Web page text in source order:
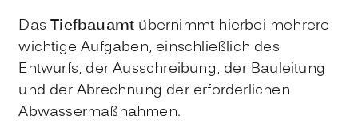
DasTiefbauamt übernimmt hierbei mehrere
wichtige Aufgaben, einschließlich des
Entwurfs, der Ausschreibung, der Bauleitung
und der Abrechnung der erforderlichen
Abwassermaßnahmen.